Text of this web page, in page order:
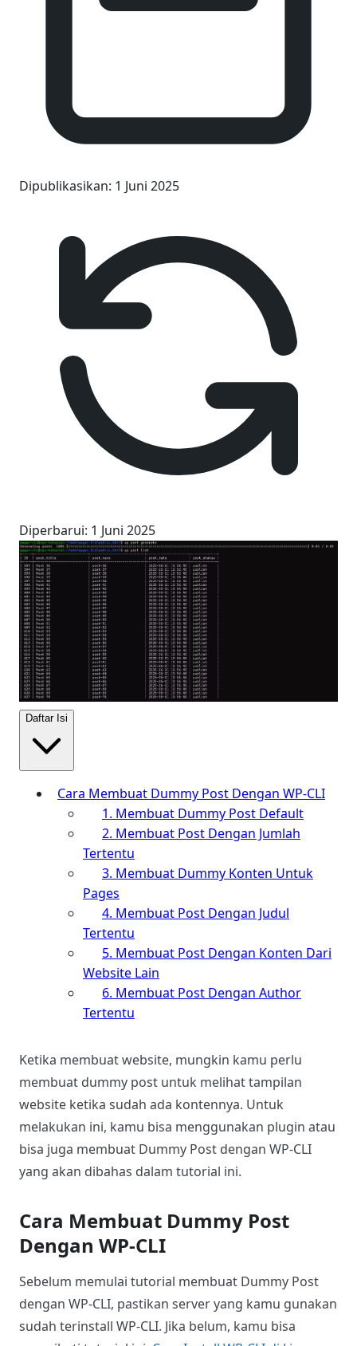
Dipublikasikan: 1 Juni 2025
Diperbarui: 1 Juni 2025
Daftar Isi
Cara Membuat Dummy Post Dengan WP-CLI
1. Membuat Dummy Post Default
2. Membuat Post Dengan Jumlah
Tertentu
3. Membuat Dummy Konten Untuk
Pages
4. Membuat Post Dengan Judul
Tertentu
5. Membuat Post Dengan Konten Dari
Website Lain
6. Membuat Post Dengan Author
Tertentu
Ketika membuat website, mungkin kamu perlu
membuat dummy post untuk melihat tampilan
website ketika sudah ada kontennya. Untuk
melakukan ini, kamu bisa menggunakan plugin atau
bisa juga membuat Dummy Post dengan WP-CLI
yang akan dibahas dalam tutorial ini.
Cara Membuat Dummy Post
Dengan WP-CLI
Sebelum memulai tutorial membuat Dummy Post
dengan WP-CLI, pastikan server yang kamu gunakan
sudah terinstall WP-CLI. Jika belum, kamu bisa